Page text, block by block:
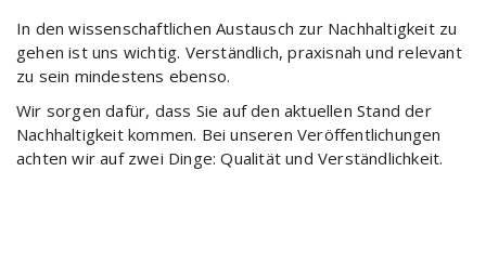
In den wissenschaftlichen Austausch zur Nachhaltigkeit zu
gehen ist uns wichtig. Verständlich, praxisnah und relevant
zu sein mindestens ebenso.
Wir sorgen dafür, dass Sie auf den aktuellen Stand der
Nachhaltigkeit kommen. Bei unseren Veröffentlichungen
achten wir auf zwei Dinge: Qualität und Verständlichkeit.